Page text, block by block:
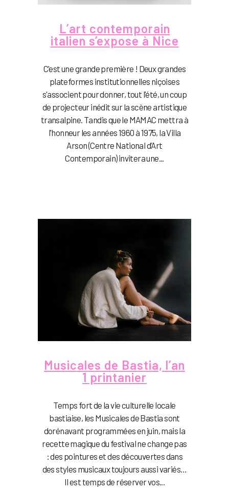
L’art contemporain
italien s’expose à Nice
C'est une grande première ! Deux grandes
plateformes institutionnelles niçoises
s'associent pour donner, tout l'été, un coup
de projecteur inédit sur la scène artistique
transalpine. Tandis que le MAMAC mettra à
l'honneur les années 1960 à 1975, la Villa
Arson (Centre National d’Art
Contemporain) invitera une...
Musicales de Bastia, l’an
1 printanier
Temps fort de la vie culturelle locale
bastiaise, les Musicales de Bastia sont
dorénavant programmées en juin, mais la
recette magique du festival ne change pas
: des pointures et des découvertes dans
des styles musicaux toujours aussi variés…
Il est temps de réserver vos...